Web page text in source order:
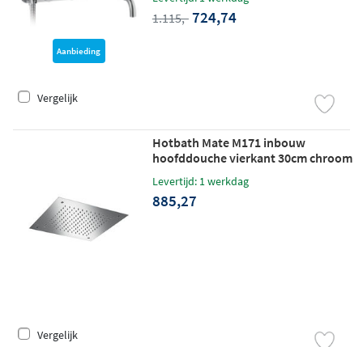
Aanbieding
1.115,- 724,74
Vergelijk
Hotbath Mate M171 inbouw
hoofddouche vierkant 30cm chroom
Levertijd: 1 werkdag
885,27
Vergelijk